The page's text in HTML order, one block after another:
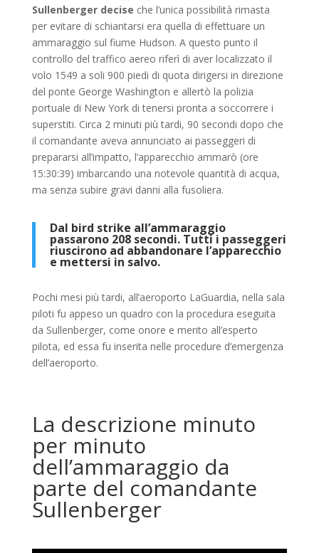
Sullenberger decise che l’unica possibilità rimasta
per evitare di schiantarsi era quella di effettuare un
ammaraggio sul fiume Hudson. A questo punto il
controllo del traffico aereo riferì di aver localizzato il
volo 1549 a soli 900 piedi di quota dirigersi in direzione
del ponte George Washington e allertò la polizia
portuale di New York di tenersi pronta a soccorrere i
superstiti. Circa 2 minuti più tardi, 90 secondi dopo che
il comandante aveva annunciato ai passeggeri di
prepararsi all’impatto, l’apparecchio ammarò (ore
15:30:39) imbarcando una notevole quantità di acqua,
ma senza subire gravi danni alla fusoliera.
Dal bird strike all’ammaraggio
passarono 208 secondi. Tutti i passeggeri
riuscirono ad abbandonare l’apparecchio
e mettersi in salvo.
Pochi mesi più tardi, all’aeroporto LaGuardia, nella sala
piloti fu appeso un quadro con la procedura eseguita
da Sullenberger, come onore e merito all’esperto
pilota, ed essa fu inserita nelle procedure d’emergenza
dell’aeroporto.
La descrizione minuto
per minuto
dell’ammaraggio da
parte del comandante
Sullenberger